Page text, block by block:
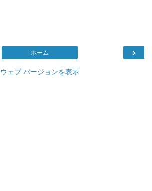
›
ホーム
ウェブ バージョンを表示